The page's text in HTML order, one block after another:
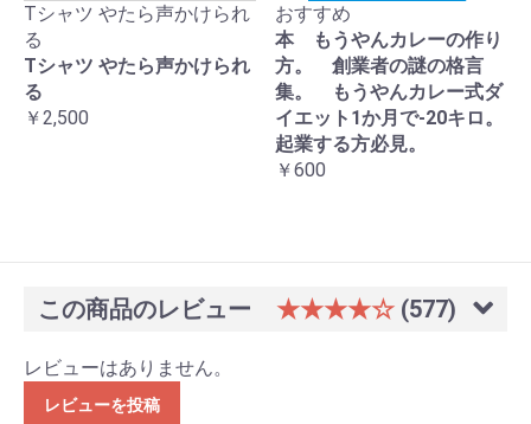
Tシャツ やたら声かけられ
る
Tシャツ やたら声かけられ
る
￥2,500
おすすめ
本 もうやんカレーの作り
方。 創業者の謎の格言
集。 もうやんカレー式ダ
イエット1か月で-20キロ。
起業する方必見。
￥600
この商品のレビュー ★★★★☆ (577)
レビューはありません。
レビューを投稿